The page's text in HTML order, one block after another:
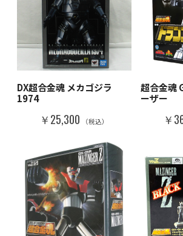
DX超合金魂 メカゴジラ
1974
￥25,300 （税込）
超合金魂
ーザー
￥